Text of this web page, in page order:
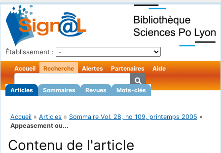
Établissement :
Accueil Recherche
Articles Sommaires Revues Mots-clés
Alertes Partenaires Aide
Accueil » Articles » Sommaire Vol. 28, no 109, printemps 2005 »
Appeasement ou...
Contenu de l'article